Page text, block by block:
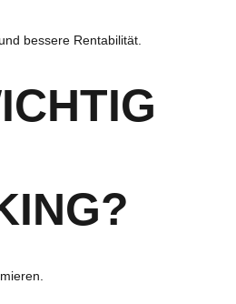
bessere Rentabilität.